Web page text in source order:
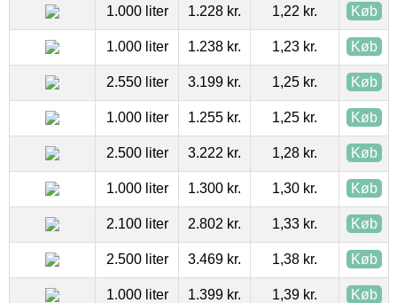
1.000 liter 1.228 kr. 1,22 kr. Køb
1.000 liter 1.238 kr. 1,23 kr. Køb
2.550 liter 3.199 kr. 1,25 kr. Køb
1.000 liter 1.255 kr. 1,25 kr. Køb
2.500 liter 3.222 kr. 1,28 kr. Køb
1.000 liter 1.300 kr. 1,30 kr. Køb
2.100 liter 2.802 kr. 1,33 kr. Køb
2.500 liter 3.469 kr. 1,38 kr. Køb
1.000 liter 1.399 kr. 1,39 kr. Køb